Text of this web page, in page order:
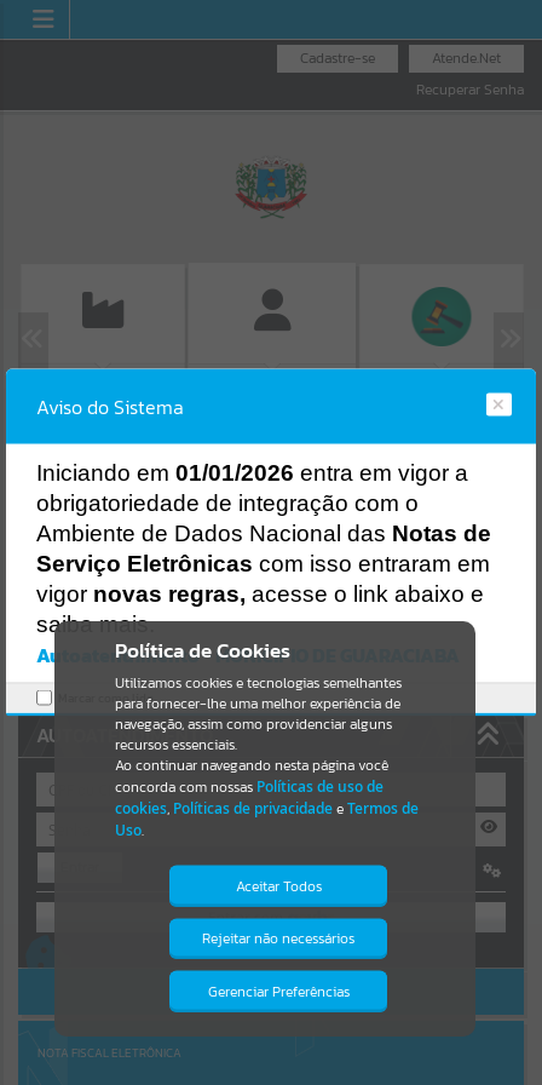
Atende.Net
Cadastre-se
Recuperar Senha
ISS/ALVARÁ
Resultados para""
Portais
Por favor, aguarde...
NOTÍCIAS
Por favor, aguarde...
Por favor, aguarde...
AUTOATENDIMENTO
OU
Cadastre-se|Recuperar Senha
ACESSAR SEM LOGIN
NOTA FISCAL ELETRÔNICA
Política de Cookies
Utilizamos cookies e tecnologias semelhantes
para fornecer-lhe uma melhor experiência de
navegação, assim como providenciar alguns
recursos essenciais.
Ao continuar navegando nesta página você
concorda com nossas Políticas de uso de
cookies, Políticas de privacidadeeTermos de
Uso.
Aceitar Todos
Rejeitar não necessários
Gerenciar Preferências
Isto significa que diversos recursos
providenciados poderão não estar
Aviso do Sistema
Iniciando em 01/01/2026 entra em vigor a
obrigatoriedade de integração com o
Ambiente de Dados Nacional das Notas de
Serviço Eletrônicas com isso entraram em
vigor novas regras, acesse o link abaixo e
saiba mais.
Autoatendimento - MUNICIPIO DE GUARACIABA
Marcar como lido.
Erro
Gerenciamento do Sistema
CÓDIGO DA MENSAGEM:
Ocorreu um erro de script:
Uncaught SyntaxError: Unexpected token '('
https://guaraciaba.atende.net/cidadao/pagina/static/bundle/wpo_in
dex_2_base_l2_portal_editores_sync_d9fb77cfd5741fafc9972edc7a6
41fea.js?v=83d4f602:47
Verificar Mais Detalhes